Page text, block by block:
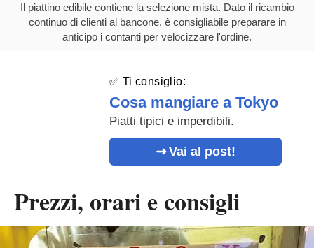
Il piattino edibile contiene la selezione mista. Dato il ricambio
continuo di clienti al bancone, è consigliabile preparare in
anticipo i contanti per velocizzare l'ordine.
✅ Ti consiglio:
Cosa mangiare a Tokyo
Piatti tipici e imperdibili.
Vai al post!
Prezzi, orari e consigli